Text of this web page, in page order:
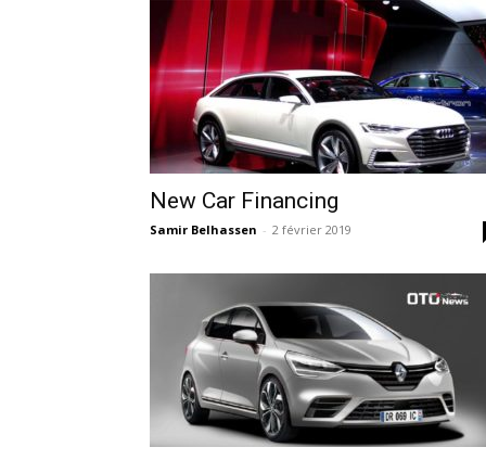
New Car Financing
Samir Belhassen - 2 février 2019